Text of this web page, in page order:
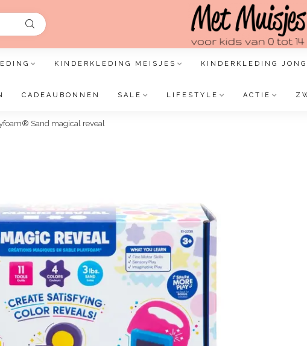
KINDERKLEDING MEISJES KINDERKLEDING
CADEAUBONNEN SALE LIFESTYLE ACTIE
Sand magical reveal